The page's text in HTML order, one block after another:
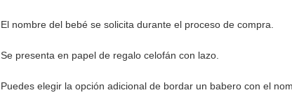
El nombre del bebé se solicita durante el proceso de compra.
Se presenta en papel de regalo celofán con lazo.
Puedes elegir la opción adicional de bordar un babero con el